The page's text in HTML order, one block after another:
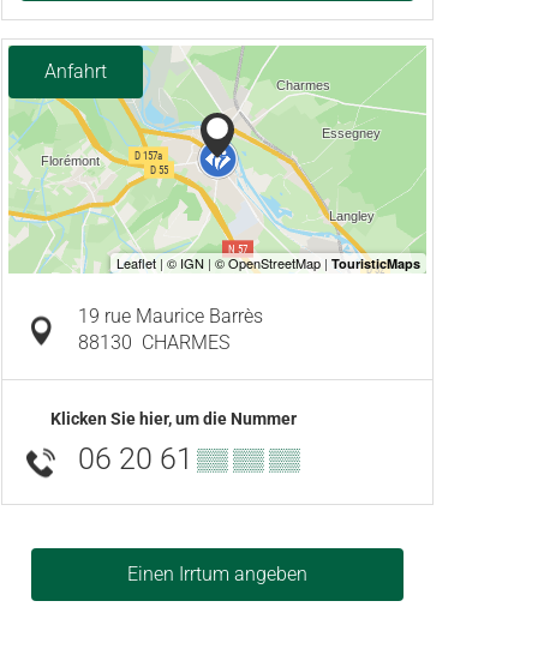
Anfahrt
19 rue Maurice Barrès
88130 CHARMES
Klicken Sie hier, um die Nummer
06 20 61 ▒▒ ▒▒ ▒▒
Einen Irrtum angeben